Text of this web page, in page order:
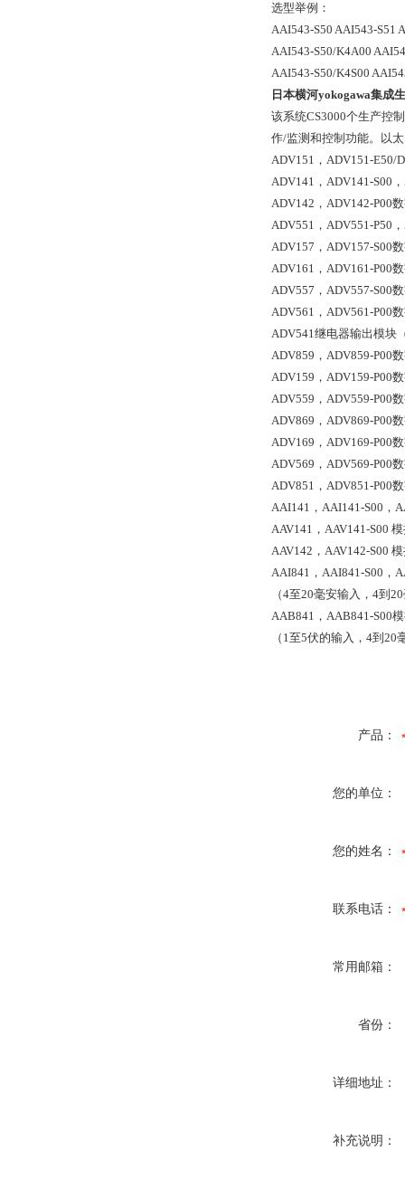
选型举例：
AAI543-S50 AAI543-S51
AAI543-S50/K4A00
AAI543-S50/K4S00
日本横河yokogawa集成
该系统CS3000个生产控
作/监测和控制功能。以
ADV151，ADV151-E50/
ADV141，ADV141-S00
ADV142，ADV142-P00
ADV551，ADV551-P50
ADV157，ADV157-S00
ADV161，ADV161-P00
ADV557，ADV557-S00
ADV561，ADV561-P00
ADV541继电器输出模块
ADV859，ADV859-P00
ADV159，ADV159-P00
ADV559，ADV559-P00
ADV869，ADV869-P00
ADV169，ADV169-P00
ADV569，ADV569-P00
ADV851，ADV851-P00
AAI141，AAI141-S00，
AAV141，AAV141-S00
AAV142，AAV142-S00
AAI841，AAI841-S00，
（4至20毫安输入，4到
AAB841，AAB841-S00
（1至5伏的输入，4到
产品：
您的单位：
您的姓名：
联系电话：
常用邮箱：
省份：
详细地址：
补充说明：